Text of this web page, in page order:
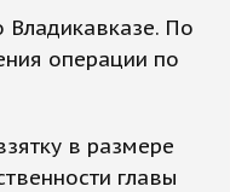
По
операции по
в размере
главы